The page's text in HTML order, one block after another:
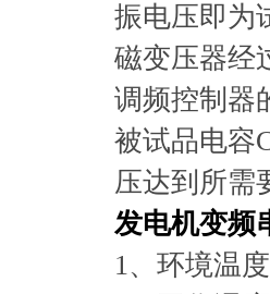
振电压即为
磁变压器经
调频控制器
被试品电容
压达到所需
发电机变频
1、环境温